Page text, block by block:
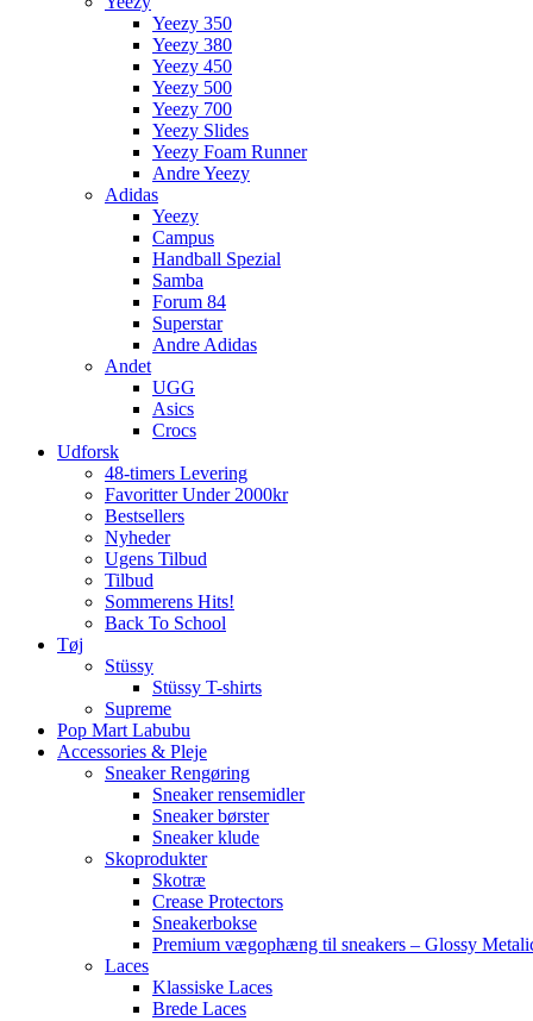
Yeezy 350
Yeezy 380
Yeezy 450
Yeezy 500
Yeezy 700
Yeezy Slides
Yeezy Foam Runner
Andre Yeezy
Adidas
Yeezy
Campus
Handball Spezial
Samba
Forum 84
Superstar
Andre Adidas
Andet
UGG
Asics
Crocs
Udforsk
48-timers Levering
Favoritter Under 2000kr
Bestsellers
Nyheder
Ugens Tilbud
Tilbud
Sommerens Hits!
Back To School
Tøj
Stüssy
Stüssy T-shirts
Supreme
Pop Mart Labubu
Accessories & Pleje
Sneaker Rengøring
Sneaker rensemidler
Sneaker børster
Sneaker klude
Skoprodukter
Skotræ
Crease Protectors
Sneakerbokse
Premium vægophæng til sneakers – Glossy
Laces
Klassiske Laces
Brede Laces